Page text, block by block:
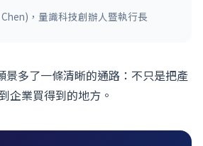
，量識科技創辦人暨執行長
景多了一條清晰的通路：不只是把產
企業買得到的地方。